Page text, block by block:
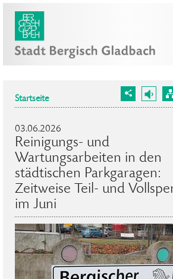
Startseite
03.06.2026
Reinigungs- und
Wartungsarbeiten in den
städtischen Parkgaragen:
Zeitweise Teil- und
im Juni